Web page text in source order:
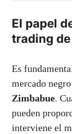
El papel
trading
Es
mercado
Zimbabue.
pueden
interviene el